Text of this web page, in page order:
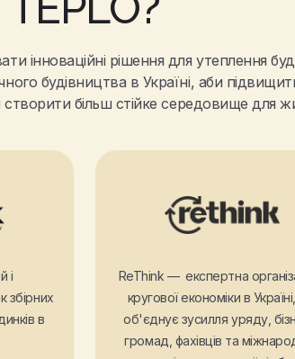
інноваційні рішення для утеплення
будівництва в Україні, аби
більш стійке середовище для
і
збірних
в
ReThink — експертна
кругової економіки в
об'єднує зусилля уряду,
громад, фахівців та